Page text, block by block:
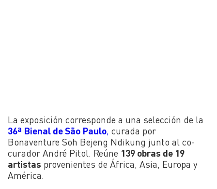
La exposición corresponde a una selección de la
36ª Bienal de São Paulo, curada por
Bonaventure Soh Bejeng Ndikung junto al co-
curador André Pitol. Reúne 139 obras de 19
artistas provenientes de África, Asia, Europa y
América.